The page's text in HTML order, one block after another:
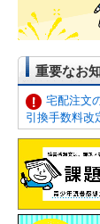
重要なお
宅配注文
引換手数料改